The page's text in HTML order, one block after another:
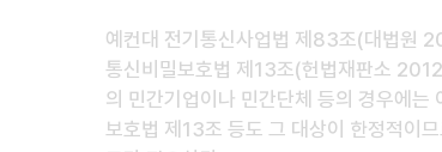
예컨대 전기통신사업법 제83조(대법원
통신비밀보호법 제13조(헌법재판소
의 민간기업이나 민간단체 등의 경우에
보호법 제13조 등도 그 대상이 한정적이